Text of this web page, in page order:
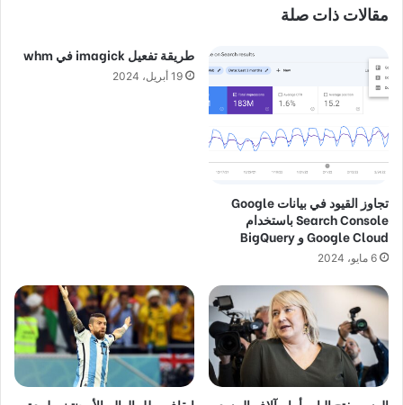
مقالات ذات صلة
تجاوز القيود في بيانات Google
Search Console باستخدام
Google Cloud و BigQuery
6 مايو، 2024
طريقة تفعيل imagick في whm
19 أبريل، 2024